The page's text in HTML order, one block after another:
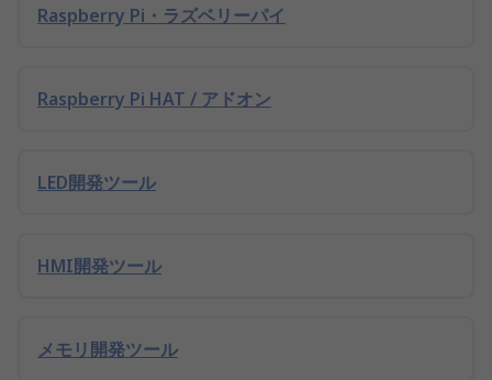
Raspberry Pi・ラズベリーパイ
Raspberry Pi HAT / アドオン
LED開発ツール
HMI開発ツール
メモリ開発ツール